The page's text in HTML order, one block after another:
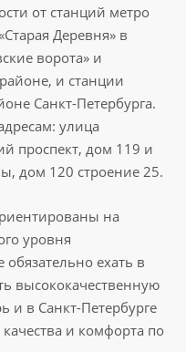
от станций метро
Деревня» в
ворота» и
и станции
Санкт-Петербурга.
улица
проспект, дом 119 и
дом 120 строение 25.
на
уровня
ехать в
высококачественную
и в Санкт-Петербурге
и комфорта по